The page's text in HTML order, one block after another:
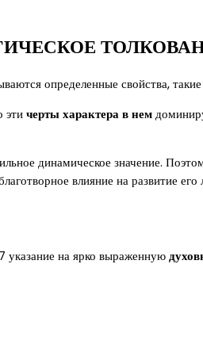
определенные свойства,
этичерты характера в нем
динамическое значение.
влияние на развитие его
указание на ярко выраженную